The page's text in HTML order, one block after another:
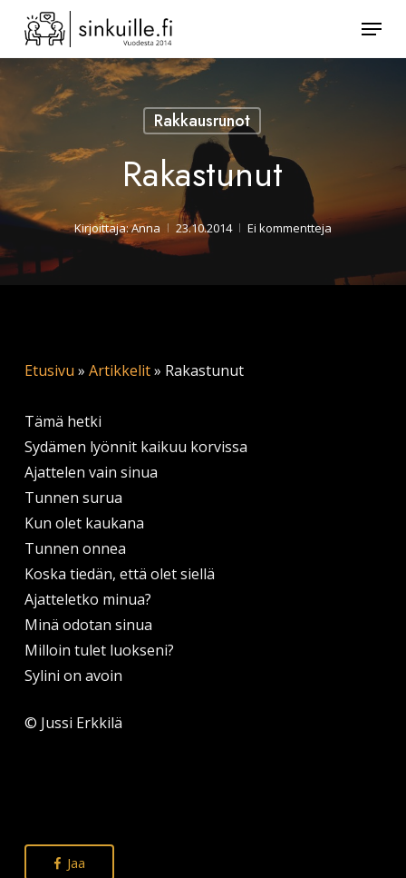
Skip
main
Rakkausrunot
Rakastunut
Kirjoittaja:Anna 23.10.2014 Ei kommentteja
Etusivu » Artikkelit» Rakastunut
Tämä hetki
Sydämen lyönnit kaikuu korvissa
Ajattelen vain sinua
Tunnen surua
Kun olet kaukana
Tunnen onnea
Koska tiedän, että olet siellä
Ajatteletko minua?
Minä odotan sinua
Milloin tulet luokseni?
Sylini on avoin
© Jussi Erkkilä
Jaa
Sulje